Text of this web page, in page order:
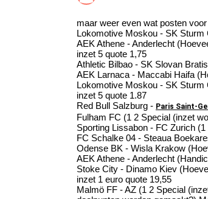
maar weer even wat posten
Lokomotive Moskou - SK Sturm
AEK Athene - Anderlecht
inzet 5 quote 1,75
Athletic Bilbao - SK Slovan
AEK Larnaca - Maccabi Haifa
Lokomotive Moskou - SK Sturm
inzet 5 quote 1.87
Red Bull Salzburg - Paris Saint-
Fulham FC (1 2 Special (inzet
Sporting Lissabon - FC Zurich
FC Schalke 04 - Steaua
Odense BK - Wisla Krakow
AEK Athene - Anderlecht
Stoke City - Dinamo Kiev
inzet 1 euro quote 19,55
Malmö FF - AZ (1 2 Special